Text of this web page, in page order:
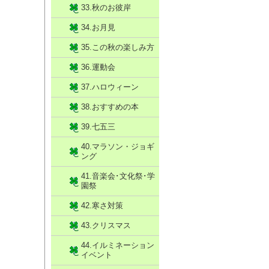
33.秋のお彼岸
34.お月見
35.この秋の楽しみ方
36.運動会
37.ハロウィーン
38.おすすめの本
39.七五三
40.マラソン・ジョギ
ング
41.音楽会･文化祭･学
園祭
42.寒さ対策
43.クリスマス
44.イルミネーション
イベント